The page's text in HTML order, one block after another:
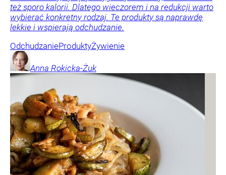
też sporo kalorii. Dlatego wieczorem i na redukcji warto
wybierać konkretny rodzaj. Te produkty są naprawdę
lekkie i wspierają odchudzanie.
OdchudzanieProduktyŻywienie
Anna Rokicka-Żuk